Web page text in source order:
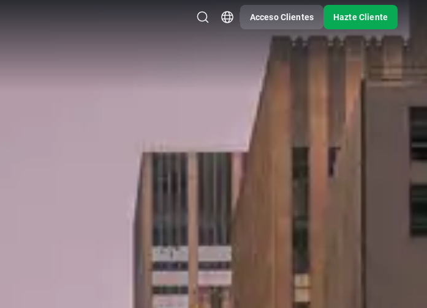
Acceso Clientes Hazte Cliente